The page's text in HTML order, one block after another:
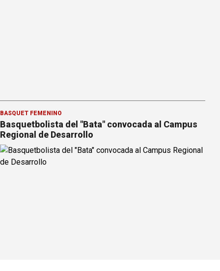
BÁSQUET FEMENINO
Basquetbolista del "Bata" convocada al Campus
Regional de Desarrollo